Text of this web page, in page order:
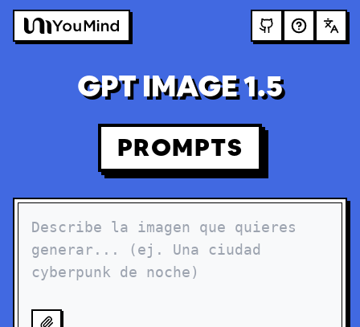
GPT IMAGE 1.5
PROMPTS